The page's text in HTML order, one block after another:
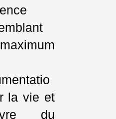
la vie et
du